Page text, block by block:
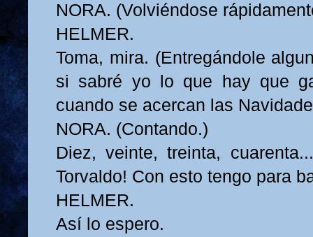
NORA. (Volviéndose
HELMER.
Toma, mira. (Entregándole
si sabré yo lo que hay que
cuando se acercan las
NORA. (Contando.)
Diez, veinte, treinta,
Torvaldo! Con esto tengo para
HELMER.
Así lo espero.